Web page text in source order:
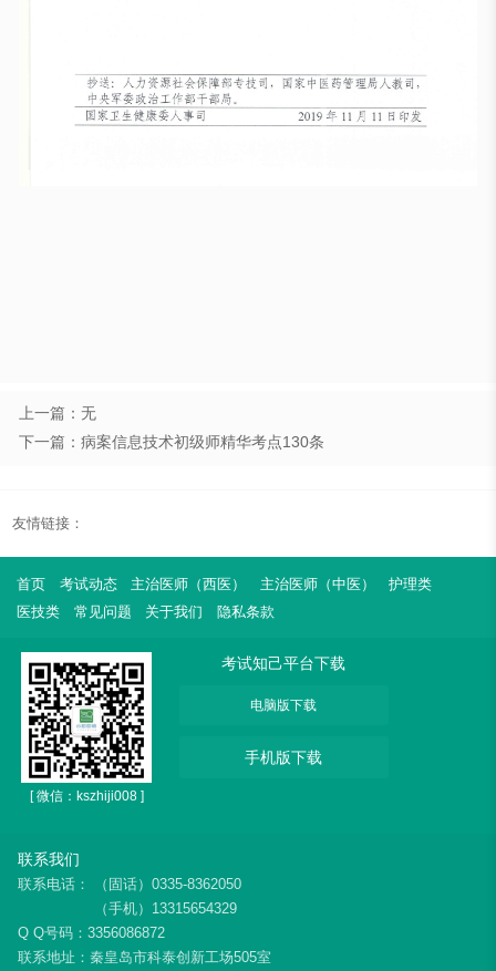
上一篇：无
下一篇：病案信息技术初级师精华考点130条
友情链接：
首页 考试动态 主治医师（西医） 主治医师（中医）
护理类
医技类
常见问题 关于我们 隐私条款
[ 微信：kszhiji008 ]
考试知己平台下载
电脑版下载
手机版下载
联系我们
联系电话：
（固话）0335-8362050
（手机）13315654329
Q Q号码：3356086872
联系地址：秦皇岛市科泰创新工场505室